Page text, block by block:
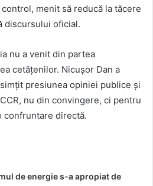
menit să reducă la tăcere
discursului oficial.
nu a venit din partea
cetățenilor. Nicușor Dan a
presiunea opiniei publice și
nu din convingere, ci pentru
confruntare directă.
de energie s-a apropiat de